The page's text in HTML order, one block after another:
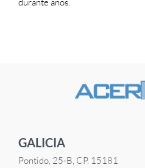
GALICIA
Pontido, 25-B, CP. 15181